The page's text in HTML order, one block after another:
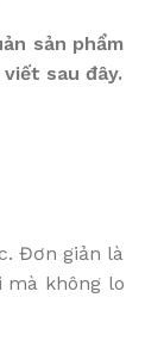
sản phẩm
sau đây.
Đơn giản là
mà không lo